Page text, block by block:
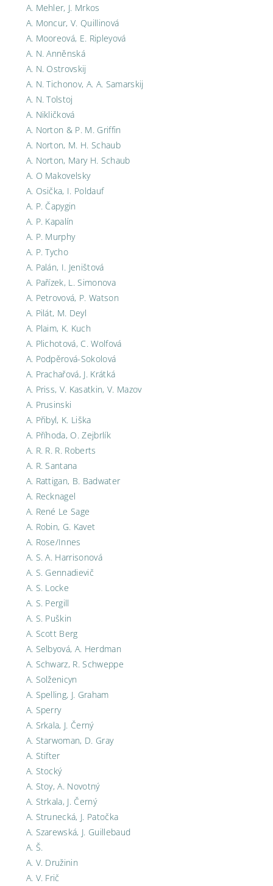
A. Mehler, J. Mrkos
A. Moncur, V. Quillinová
A. Mooreová, E. Ripleyová
A. N. Anněnská
A. N. Ostrovskij
A. N. Tichonov, A. A. Samarskij
A. N. Tolstoj
A. Nikličková
A. Norton & P. M. Griffin
A. Norton, M. H. Schaub
A. Norton, Mary H. Schaub
A. O Makovelsky
A. Osička, I. Poldauf
A. P. Čapygin
A. P. Kapalín
A. P. Murphy
A. P. Tycho
A. Palán, I. Jeništová
A. Pařízek, L. Simonova
A. Petrovová, P. Watson
A. Pilát, M. Deyl
A. Plaim, K. Kuch
A. Plichotová, C. Wolfová
A. Podpěrová-Sokolová
A. Prachařová, J. Krátká
A. Priss, V. Kasatkin, V. Mazov
A. Prusinski
A. Přibyl, K. Liška
A. Příhoda, O. Zejbrlík
A. R. R. R. Roberts
A. R. Santana
A. Rattigan, B. Badwater
A. Recknagel
A. René Le Sage
A. Robin, G. Kavet
A. Rose/Innes
A. S. A. Harrisonová
A. S. Gennadievič
A. S. Locke
A. S. Pergill
A. S. Puškin
A. Scott Berg
A. Selbyová, A. Herdman
A. Schwarz, R. Schweppe
A. Solženicyn
A. Spelling, J. Graham
A. Sperry
A. Srkala, J. Černý
A. Starwoman, D. Gray
A. Stifter
A. Stocký
A. Stoy, A. Novotný
A. Strkala, J. Černý
A. Strunecká, J. Patočka
A. Szarewská, J. Guillebaud
A. Š.
A. V. Družinin
A. V. Frič